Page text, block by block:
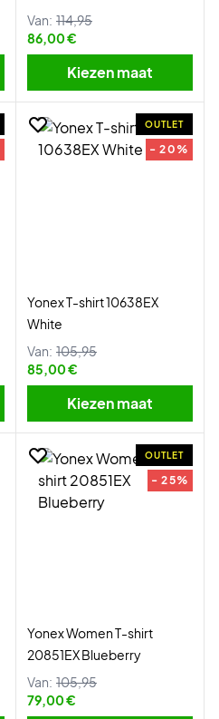
Van: 114,95
86,00 €
Kiezen maat
OUTLET
- 20%
Yonex T-shirt 10638EX
White
Van: 105,95
85,00 €
Kiezen maat
OUTLET
- 25%
Yonex Women T-shirt
20851EX Blueberry
Van: 105,95
79,00 €